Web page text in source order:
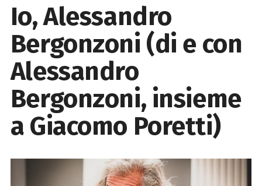
Io, Alessandro
Bergonzoni (di e con
Alessandro
Bergonzoni, insieme
a Giacomo Poretti)